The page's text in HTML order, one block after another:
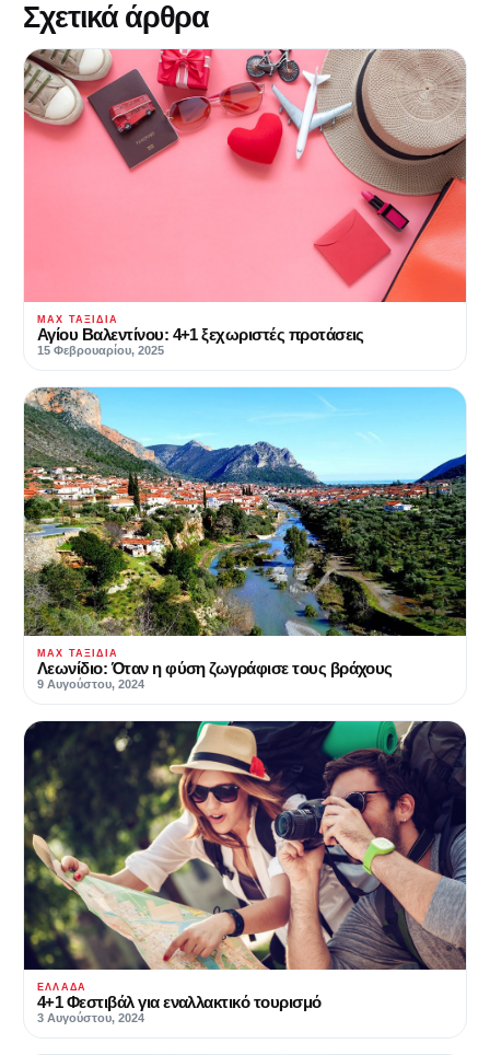
Σχετικά άρθρα
MAX ΤΑΞΊΔΙΑ
Αγίου Βαλεντίνου: 4+1 ξεχωριστές προτάσεις
15 Φεβρουαρίου, 2025
MAX ΤΑΞΊΔΙΑ
Λεωνίδιο: Όταν η φύση ζωγράφισε τους βράχους
9 Αυγούστου, 2024
ΕΛΛΆΔΑ
4+1 Φεστιβάλ για εναλλακτικό τουρισμό
3 Αυγούστου, 2024